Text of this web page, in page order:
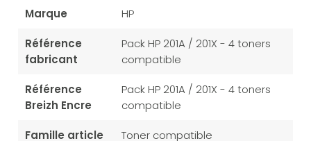
Marque HP
Référence
fabricant
Pack HP 201A / 201X - 4 toners
compatible
Référence
Breizh Encre
Pack HP 201A / 201X - 4 toners
compatible
Famille article Toner compatible